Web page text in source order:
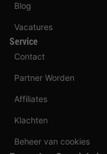
Blog
Vacatures
Service
Contact
Partner Worden
Affiliates
Klachten
Beheer van cookies